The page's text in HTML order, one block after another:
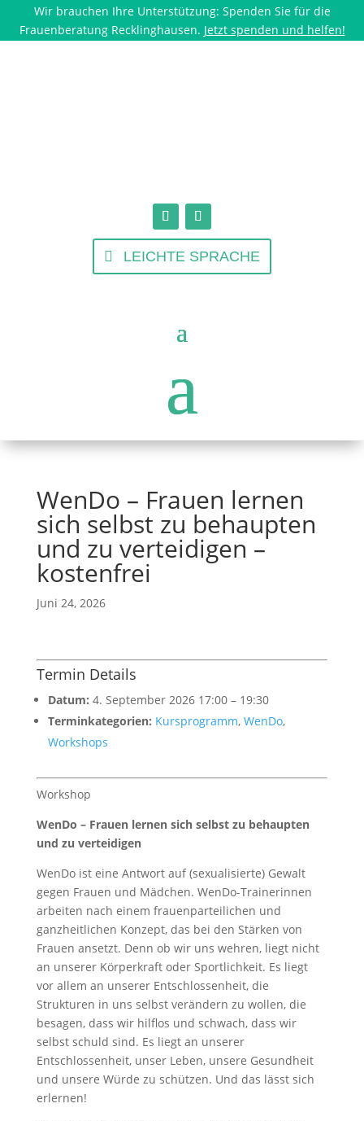
Wir brauchen Ihre Unterstützung: Spenden Sie für die
Frauenberatung Recklinghausen. Jetzt spenden und helfen!
LEICHTE SPRACHE
WenDo – Frauen lernen
sich selbst zu behaupten
und zu verteidigen –
kostenfrei
Juni 24, 2026
Termin Details
Datum: 4. September 2026 17:00– 19:30
Terminkategorien: Kursprogramm, WenDo,
Workshops
Workshop
WenDo – Frauen lernen sich selbst zu behaupten
und zu verteidigen
WenDo ist eine Antwort auf (sexualisierte) Gewalt
gegen Frauen und Mädchen. WenDo-Trainerinnen
arbeiten nach einem frauenparteilichen und
ganzheitlichen Konzept, das bei den Stärken von
Frauen ansetzt. Denn ob wir uns wehren, liegt nicht
an unserer Körperkraft oder Sportlichkeit. Es liegt
vor allem an unserer Entschlossenheit, die
Strukturen in uns selbst verändern zu wollen, die
besagen, dass wir hilflos und schwach, dass wir
selbst schuld sind. Es liegt an unserer
Entschlossenheit, unser Leben, unsere Gesundheit
und unsere Würde zu schützen. Und das lässt sich
erlernen!